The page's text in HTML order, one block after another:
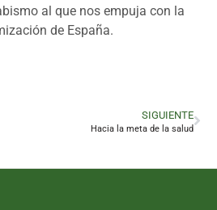
al que nos empuja con la
de España.
SIGUIENTE
Hacia la meta de la salud